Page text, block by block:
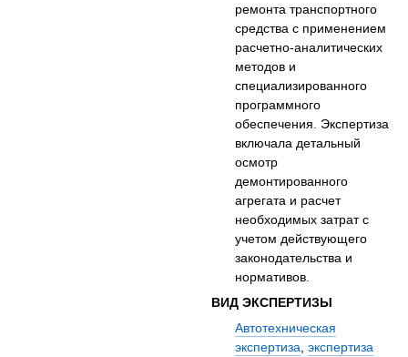
ремонта транспортного
средства с применением
расчетно-аналитических
методов и
специализированного
программного
обеспечения. Экспертиза
включала детальный
осмотр
демонтированного
агрегата и расчет
необходимых затрат с
учетом действующего
законодательства и
нормативов.
ВИД ЭКСПЕРТИЗЫ
Автотехническая
экспертиза,экспертиза